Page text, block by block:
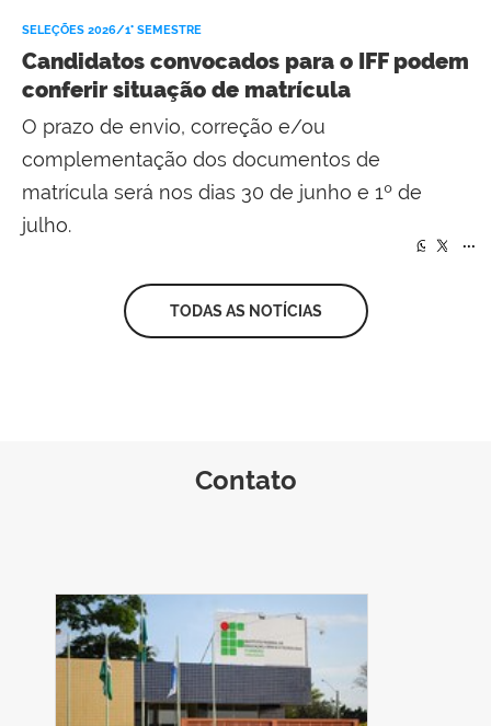
SELEÇÕES 2026/1° SEMESTRE
Candidatos convocados para o IFF podem
conferir situação de matrícula
O prazo de envio, correção e/ou
complementação dos documentos de
matrícula será nos dias 30 de junho e 1º de
julho.
...
TODAS AS NOTÍCIAS
Contato